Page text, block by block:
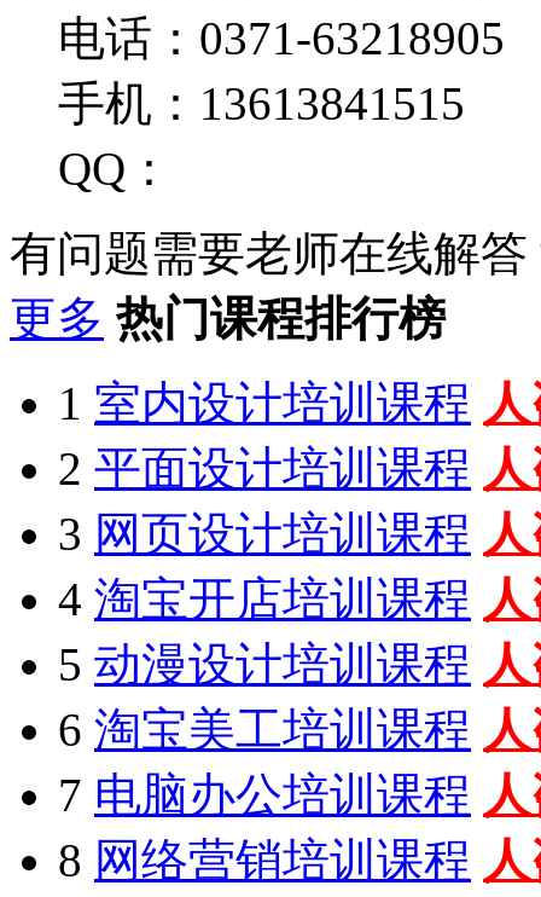
电话：0371-63218905
手机：13613841515
QQ：
有问题需要老师在线解答
更多 热门课程排行榜
1 室内设计培训课程
2 平面设计培训课程
3 网页设计培训课程
4 淘宝开店培训课程
5 动漫设计培训课程
6 淘宝美工培训课程
7 电脑办公培训课程
8 网络营销培训课程